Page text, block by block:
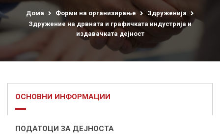
Дома Форми на организирање
Здруженија
Здружение на дрвната и графичката индустрија и
издавачката дејност
ОСНОВНИ ИНФОРМАЦИИ
ПОДАТОЦИ ЗА ДЕЈНОСТА